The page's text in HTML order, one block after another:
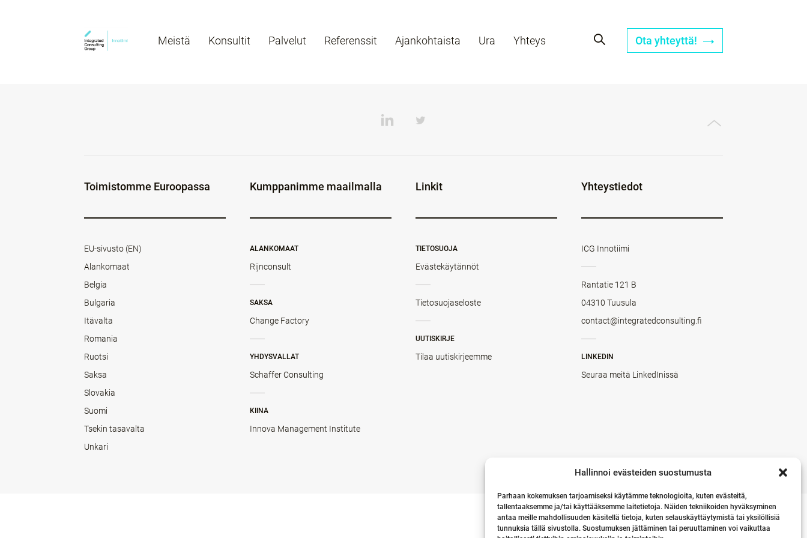
Hallinnoi evästeiden suostumusta
Parhaan kokemuksen tarjoamiseksi käytämme teknologioita, kuten evästeitä,
tallentaaksemme ja/tai käyttääksemme laitetietoja. Näiden tekniikoiden hyväksyminen
antaa meille mahdollisuuden käsitellä tietoja, kuten selauskäyttäytymistä tai yksilöllisiä
tunnuksia tällä sivustolla. Suostumuksen jättäminen tai peruuttaminen voi vaikuttaa
Meistä Konsultit Palvelut Referenssit Ajankohtaista Ura Yhteys Ota yhteyttä!
Toimistomme Euroopassa
EU-sivusto (EN)
Alankomaat
Belgia
Bulgaria
Itävalta
Romania
Ruotsi
Saksa
Slovakia
Suomi
Tsekin tasavalta
Unkari
Kumppanimme maailmalla
ALANKOMAAT
Rijnconsult
SAKSA
Change Factory
YHDYSVALLAT
Schaffer Consulting
KIINA
Innova Management Institute
Linkit
TIETOSUOJA
Evästekäytännöt
Tietosuojaseloste
UUTISKIRJE
Tilaa uutiskirjeemme
Yhteystiedot
ICG Innotiimi
Rantatie 121 B
04310 Tuusula
contact@integratedconsulting.fi
LINKEDIN
Seuraa meitä LinkedInissä